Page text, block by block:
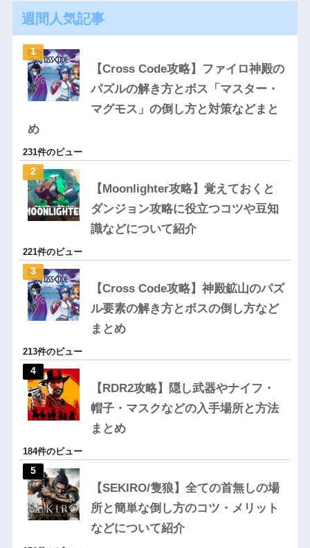
週間人気記事
【Cross Code攻略】ファイロ神殿の
パズルの解き方とボス「マスター・
マグモス」の倒し方と対策などまと
め
231件のビュー
【Moonlighter攻略】覚えておくと
ダンジョン攻略に役立つコツや豆知
識などについて紹介
221件のビュー
【Cross Code攻略】神殿鉱山のパズ
ル要素の解き方とボスの倒し方など
まとめ
213件のビュー
【RDR2攻略】隠し武器やナイフ・
帽子・マスクなどの入手場所と方法
まとめ
184件のビュー
【SEKIRO/隻狼】全ての首無しの場
所と簡単な倒し方のコツ・メリット
などについて紹介